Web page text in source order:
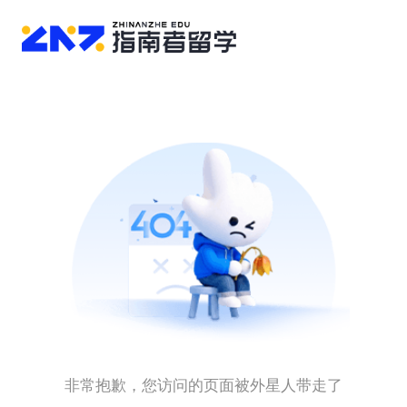
非常抱歉，您访问的页面被外星人带走了